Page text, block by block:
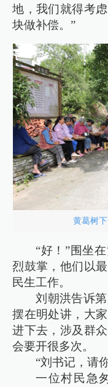
地，我们就得考
块做补偿。”
黄葛树
“好！”围坐
烈鼓掌，他们以
民生工作。
刘朝洪告诉
摆在明处讲，大
进下去，涉及群
会要开很多次。
“刘书记，请
一位村民急